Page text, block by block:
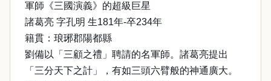
軍師《三國演義》的超級巨星
諸葛亮 字孔明 生181年-卒234年
籍貫：琅琊郡陽都縣
劉備以「三顧之禮」聘請的名軍師。諸葛亮提出
「三分天下之計」，有如三頭六臂般的神通廣大。